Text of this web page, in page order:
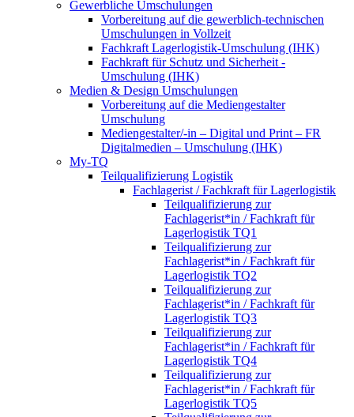
Gewerbliche Umschulungen
Vorbereitung auf die gewerblich-technischen
Umschulungen in Vollzeit
Fachkraft Lagerlogistik-Umschulung (IHK)
Fachkraft für Schutz und Sicherheit -
Umschulung (IHK)
Medien & Design Umschulungen
Vorbereitung auf die Mediengestalter
Umschulung
Mediengestalter/-in – Digital und Print – FR
Digitalmedien – Umschulung (IHK)
My-TQ
Teilqualifizierung Logistik
Fachlagerist / Fachkraft für Lagerlogistik
Teilqualifizierung zur
Fachlagerist*in / Fachkraft für
Lagerlogistik TQ1
Teilqualifizierung zur
Fachlagerist*in / Fachkraft für
Lagerlogistik TQ2
Teilqualifizierung zur
Fachlagerist*in / Fachkraft für
Lagerlogistik TQ3
Teilqualifizierung zur
Fachlagerist*in / Fachkraft für
Lagerlogistik TQ4
Teilqualifizierung zur
Fachlagerist*in / Fachkraft für
Lagerlogistik TQ5